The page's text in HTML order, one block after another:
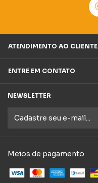
ATENDIMENTO AO CLIENTE
ENTRE EM CONTATO
NEWSLETTER
Meios de pagamento